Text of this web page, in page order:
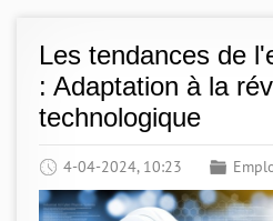
Les tendances de
: Adaptation à la
technologique
4-04-2024, 10:23